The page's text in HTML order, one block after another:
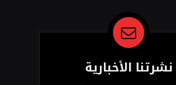
نشرتنا الأخبارية